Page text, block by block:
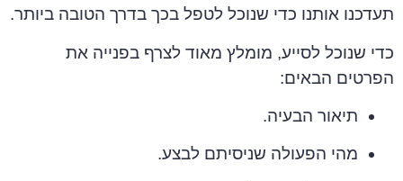
תעדכנו אותנו כדי שנוכל לטפל בכך בדרך הטובה ביותר.
כדי שנוכל לסייע, מומלץ מאוד לצרף בפנייה את
הפרטים הבאים:
תיאור הבעיה.
מהי הפעולה שניסיתם לבצע.